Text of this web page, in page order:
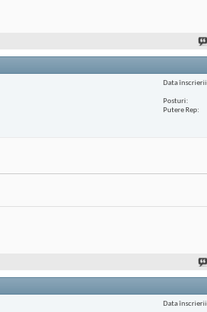
Data înscrierii
Posturi
Putere Rep
Data înscrierii